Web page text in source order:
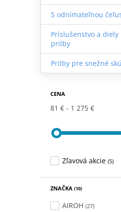
S odnímateľnou
Príslušenstvo a diely
prilby
Prilby pre snežné
CENA
81 € 1 275 €
Zľavová akcie (5)
ZNAČKA (10)
AIROH (27)